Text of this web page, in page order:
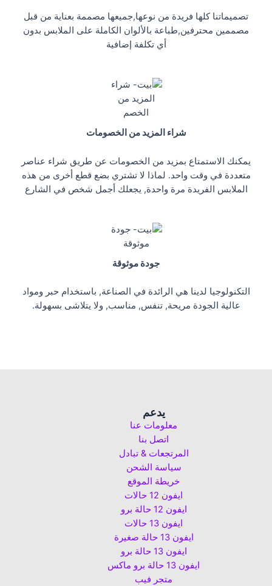
تصميماتنا كلها فريدة من نوعها,جميعها مصممة بعناية من قبل
مصممين محترفين,طباعة بالألوان الكاملة على الملابس بدون
أي تكلفة إضافية
شراء المزيد من الخصومات
يمكنك الاستمتاع بمزيد من الخصومات عن طريق شراء عناصر
متعددة في وقت واحد. لماذا لا تشتري بضع قطع أخرى من هذه
الملابس الفريدة مرة واحدة, يجعلك أجمل شخص في الشارع
جودة موثوقة
التكنولوجيا لدينا هي الرائدة في الصناعة, باستخدام حبر ومواد
عالية الجودة مريحة, تنفس, مناسب, ولا يتلاشى بسهولة.
يدعم
معلومات عنا
اتصل بنا
المرتجعات & تبادل
سياسة الشحن
خريطة الموقع
ايفون 12 حالات
ايفون 12 حالة برو
ايفون 13 حالات
ايفون 13 حالة صغيرة
ايفون 13 حالة برو
ايفون 13 حالة برو ماكس
متجر فيب